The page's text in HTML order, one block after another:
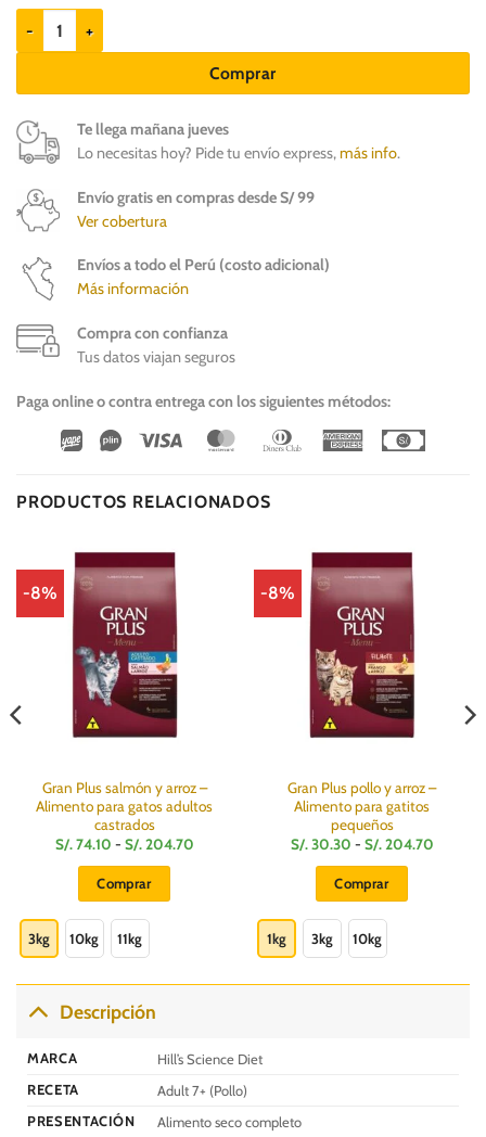
Hills SD Adult +7 - Alimento para gatos senior cantidad
Comprar
Te llega mañana jueves
Lo necesitas hoy? Pide tu envío express,más info.
Envío gratis en compras desde S/ 99
Ver cobertura
Envíos a todo el Perú (costo adicional)
Más información
Compra con confianza
Tus datos viajan seguros
Paga online o contra entrega con los siguientes métodos:
Wirecard
Vipps Visa MasterCardDinners
American
PRODUCTOS RELACIONADOS
-8%
Gran Plus salmón y arroz –
Alimento para gatos adultos
castrados
S/.74.10 - S/.204.70Rango
Comprar
producto
tiene
múltiples
variantes.
Las
pueden
elegir
3kg 10kg 11kg
-8%
Gran Plus pollo y arroz –
Alimento para gatitos
pequeños
S/.30.30 - S/.204.70Rango
Comprar
producto
tiene
múltiples
1kg 3kg 10kg
Descripción
MARCA
Hill’s Science Diet
RECETA
Adult 7+ (Pollo)
PRESENTACIÓN
Alimento seco completo